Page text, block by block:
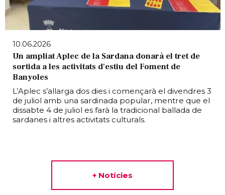
10.06.2026
Un ampliat Aplec de la Sardana donarà el tret de
sortida a les activitats d'estiu del Foment de
Banyoles
L’Aplec s’allarga dos dies i començarà el divendres 3
de juliol amb una sardinada popular, mentre que el
dissabte 4 de juliol es farà la tradicional ballada de
sardanes i altres activitats culturals.
+ Notícies